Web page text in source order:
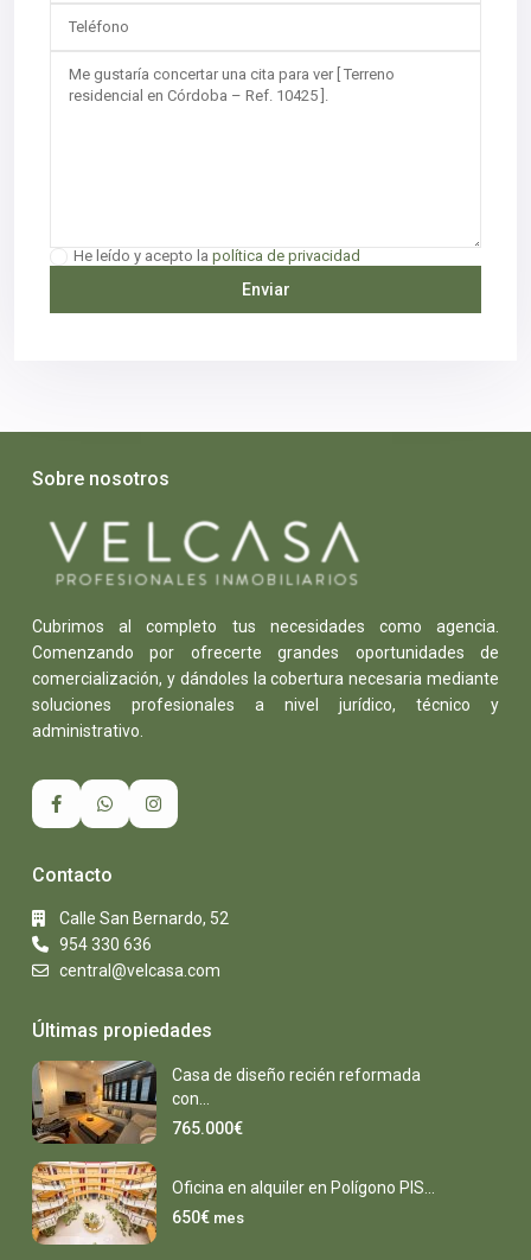
He leído y acepto la política de privacidad
Sobre nosotros
Cubrimos al completo tus necesidades como agencia.
Comenzando por ofrecerte grandes oportunidades de
comercialización, y dándoles la cobertura necesaria mediante
soluciones profesionales a nivel jurídico, técnico y
administrativo.
Contacto
Calle San Bernardo, 52
954 330 636
central@velcasa.com
Últimas propiedades
Casa de diseño recién reformada
con...
765.000€
Oficina en alquiler en Polígono PIS...
650€ mes